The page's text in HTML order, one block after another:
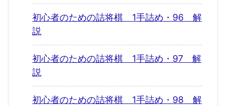
初心者のための詰将棋 1手詰め・96 解
説
初心者のための詰将棋 1手詰め・97 解
説
初心者のための詰将棋 1手詰め・98 解